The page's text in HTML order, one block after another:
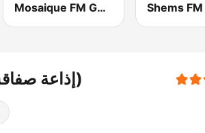
Mosaique FM Gold - (موزاييك إف إم)
Radio Sfax (إذاعة صفاقس)